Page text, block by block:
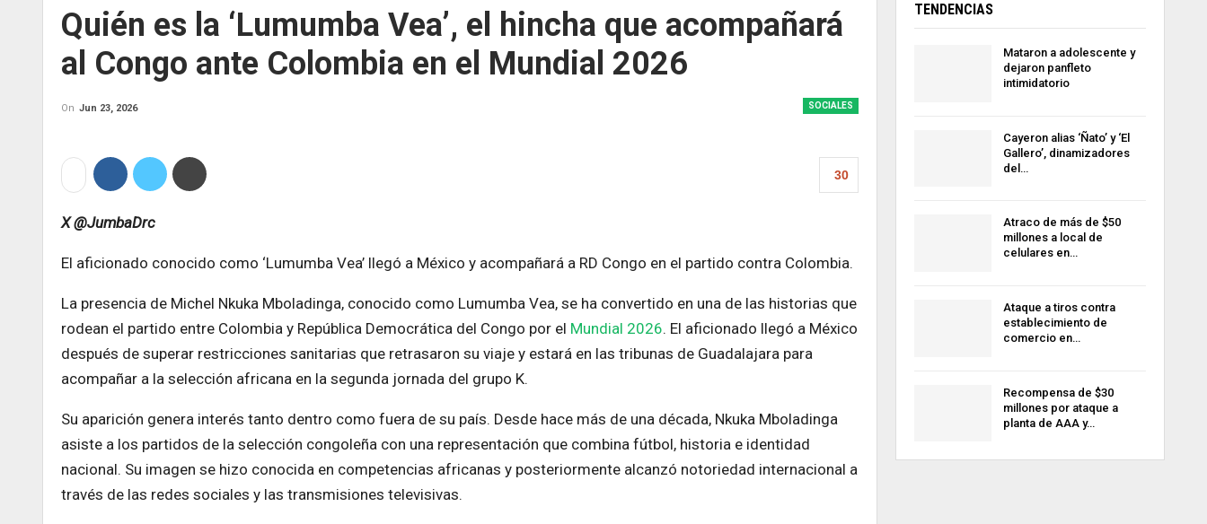
Quién es la ‘Lumumba Vea’, el hincha que acompañará
al Congo ante Colombia en el Mundial 2026
SOCIALES
On Jun 23, 2026
30
X @JumbaDrc
El aficionado conocido como ‘Lumumba Vea’ llegó a México y acompañará a RD Congo en el partido contra Colombia.
La presencia de Michel Nkuka Mboladinga, conocido como Lumumba Vea, se ha convertido en una de las historias que
rodean el partido entre Colombia y República Democrática del Congo por el Mundial 2026. El aficionado llegó a México
después de superar restricciones sanitarias que retrasaron su viaje y estará en las tribunas de Guadalajara para
acompañar a la selección africana en la segunda jornada del grupo K.
Su aparición genera interés tanto dentro como fuera de su país. Desde hace más de una década, Nkuka Mboladinga
asiste a los partidos de la selección congoleña con una representación que combina fútbol, historia e identidad
nacional. Su imagen se hizo conocida en competencias africanas y posteriormente alcanzó notoriedad internacional a
través de las redes sociales y las transmisiones televisivas.
TENDENCIAS
Mataron a adolescente y
dejaron panfleto
intimidatorio
Cayeron alias ‘Ñato’ y ‘El
Gallero’, dinamizadores
del…
Atraco de más de $50
millones a local de
celulares en…
Ataque a tiros contra
establecimiento de
comercio en…
Recompensa de $30
millones por ataque a
planta de AAA y…